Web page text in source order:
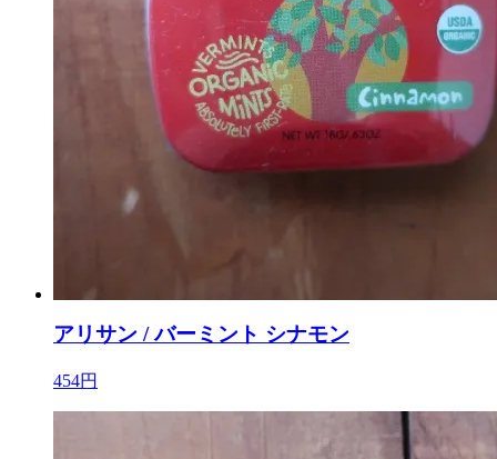
アリサン / バーミント シナモン
454円